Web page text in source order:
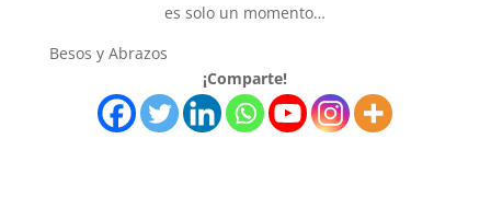
es solo un momento…
Besos y Abrazos
¡Comparte!